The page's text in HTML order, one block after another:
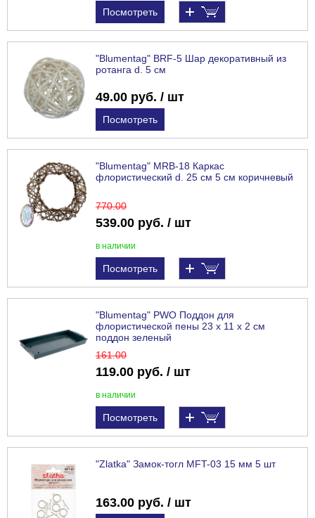
Посмотреть
"Blumentag" BRF-5 Шар декоративный из
ротанга d. 5 см
49.00 руб. / шт
Посмотреть
"Blumentag" MRB-18 Каркас
флористический d. 25 см 5 см коричневый
770.00
539.00 руб. / шт
в наличии
Посмотреть
"Blumentag" PWO Поддон для
флористической пены 23 x 11 x 2 см
поддон зеленый
161.00
119.00 руб. / шт
в наличии
Посмотреть
"Zlatka" Замок-тогл MFT-03 15 мм 5 шт
163.00 руб. / шт